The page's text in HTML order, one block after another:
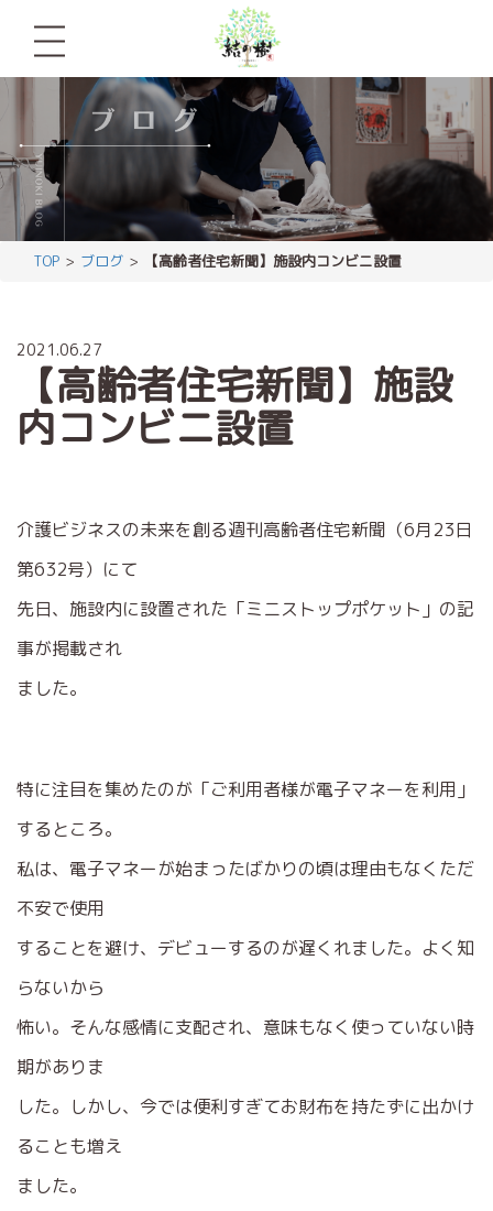
TOP ブログ 【高齢者住宅新聞】施設内コンビニ設置
2021.06.27
【高齢者住宅新聞】施設
内コンビニ設置
介護ビジネスの未来を創る週刊高齢者住宅新聞（6月23日
第632号）にて
先日、施設内に設置された「ミニストップポケット」の記
事が掲載され
ました。
特に注目を集めたのが「ご利用者様が電子マネーを利用」
するところ。
私は、電子マネーが始まったばかりの頃は理由もなくただ
不安で使用
することを避け、デビューするのが遅くれました。よく知
らないから
怖い。そんな感情に支配され、意味もなく使っていない時
期がありま
した。しかし、今では便利すぎてお財布を持たずに出かけ
ることも増え
ました。